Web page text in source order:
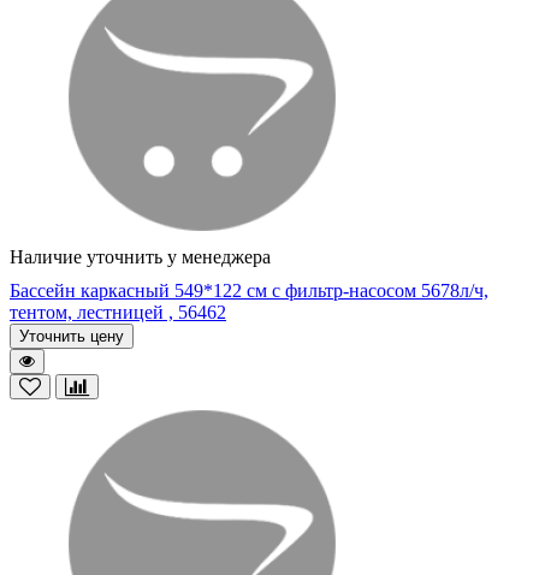
Наличие уточнить у менеджера
Бассейн каркасный 549*122 см с фильтр-насосом 5678л/ч,
тентом, лестницей , 56462
Уточнить цену